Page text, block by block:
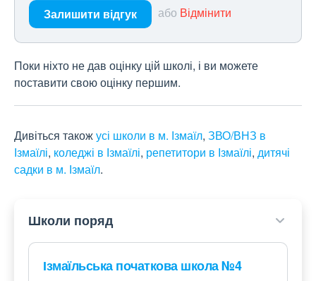
Залишити відгук або Відмінити
Поки ніхто не дав оцінку цій школі, і ви можете
поставити свою оцінку першим.
Дивіться такожусі школи в м. Ізмаїл, ЗВО/ВНЗ в
Ізмаїлі, коледжі в Ізмаїлі, репетитори в Ізмаїлі, дитячі
садки в м. Ізмаїл.
Школи поряд
Ізмаїльська початкова школа №4